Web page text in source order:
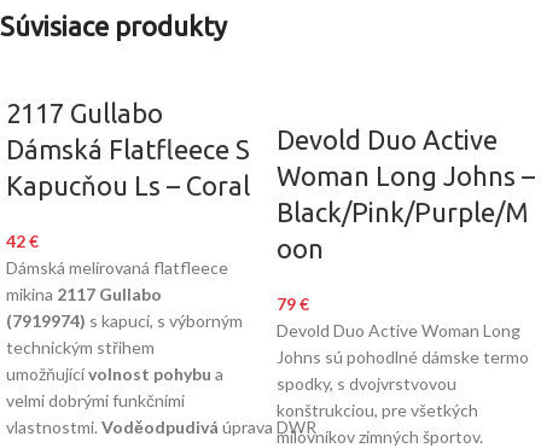
Súvisiace produkty
2117 Gullabo
Dámská Flatfleece S
Kapucňou Ls – Coral
42€
Dámská melírovaná flatfleece
mikina 2117 Gullabo
(7919974) s kapucí, s výborným
technickým střihem
umožňujícívolnost pohybu a
velmi dobrými funkčními
vlastnostmi. Voděodpudivá úprava DWR
Devold Duo Active
Woman Long Johns –
Black/Pink/Purple/M
oon
79€
Devold Duo Active Woman Long
Johns sú pohodlné dámske termo
spodky, s dvojvrstvovou
konštrukciou, pre všetkých
milovníkov zimných športov.